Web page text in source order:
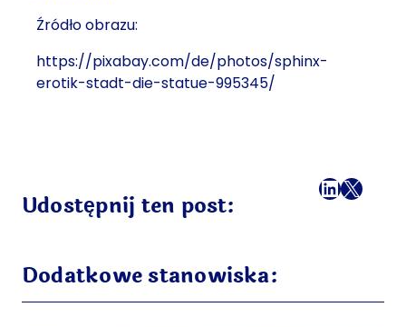
Źródło obrazu:
https://pixabay.com/de/photos/sphinx-
erotik-stadt-die-statue-995345/
Udostępnij ten post:
Facebook
LinkedIn
X Mail
Dodatkowe stanowiska: